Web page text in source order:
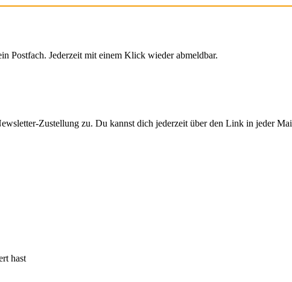
Postfach. Jederzeit mit einem Klick wieder abmeldbar.
Zustellung zu. Du kannst dich jederzeit über den Link in jeder
hast